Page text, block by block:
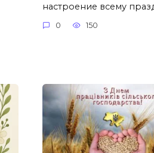
настроение всему
0 150